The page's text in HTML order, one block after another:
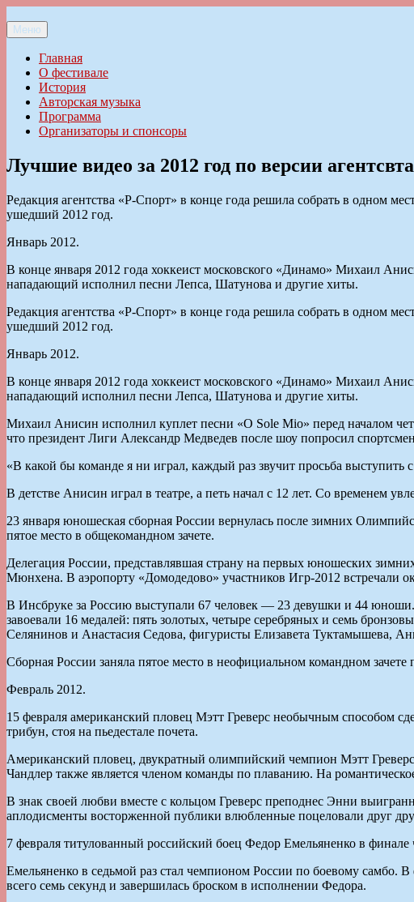
к
содержимому
Ильменский фестиваль авторской песни
Меню
Главная
О фестивале
История
Авторская музыка
Программа
Организаторы и спонсоры
Лучшие видео за 2012 год по версии
Редакция агентства «Р-Спорт» в конце года решила собрать в одном
ушедший 2012 год.
Январь 2012.
В конце января 2012 года хоккеист московского «Динамо» Михаил
нападающий исполнил песни Лепса, Шатунова и другие хиты.
Редакция агентства «Р-Спорт» в конце года решила собрать в одном
ушедший 2012 год.
Январь 2012.
В конце января 2012 года хоккеист московского «Динамо» Михаил
нападающий исполнил песни Лепса, Шатунова и другие хиты.
Михаил Анисин исполнил куплет песни «O Sole Mio» перед началом
что президент Лиги Александр Медведев после шоу попросил
«В какой бы команде я ни играл, каждый раз звучит просьба
В детстве Анисин играл в театре, а петь начал с 12 лет. Со временем
23 января юношеская сборная России вернулась после зимних
пятое место в общекомандном зачете.
Делегация России, представлявшая страну на первых юношеских
Мюнхена. В аэропорту «Домодедово» участников Игр-2012 встречали
В Инсбруке за Россию выступали 67 человек — 23 девушки и 44
завоевали 16 медалей: пять золотых, четыре серебряных и семь
Селянинов и Анастасия Седова, фигуристы Елизавета Туктамышева,
Сборная России заняла пятое место в неофициальном командном
Февраль 2012.
15 февраля американский пловец Мэтт Греверс необычным способом
трибун, стоя на пьедестале почета.
Американский пловец, двукратный олимпийский чемпион Мэтт
Чандлер также является членом команды по плаванию. На
В знак своей любви вместе с кольцом Греверс преподнес Энни
аплодисменты восторженной публики влюбленные поцеловали друг
7 февраля титулованный российский боец Федор Емельяненко в
Емельяненко в седьмой раз стал чемпионом России по боевому самбо.
всего семь секунд и завершилась броском в исполнении Федора.